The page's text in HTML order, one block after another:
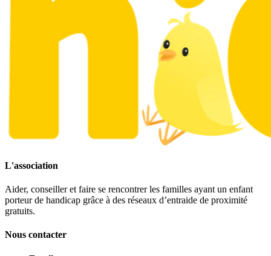
L'association
Aider, conseiller et faire se rencontrer les familles ayant un enfant
porteur de handicap grâce à des réseaux d’entraide de proximité
gratuits.
Nous contacter